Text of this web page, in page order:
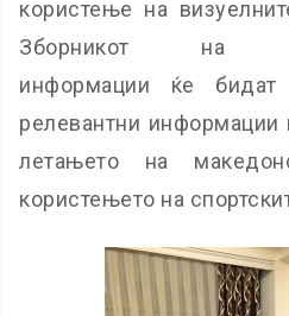
користење на
Зборникот на
информации ќе бидат
релевантни информации
летањето на
користењето на